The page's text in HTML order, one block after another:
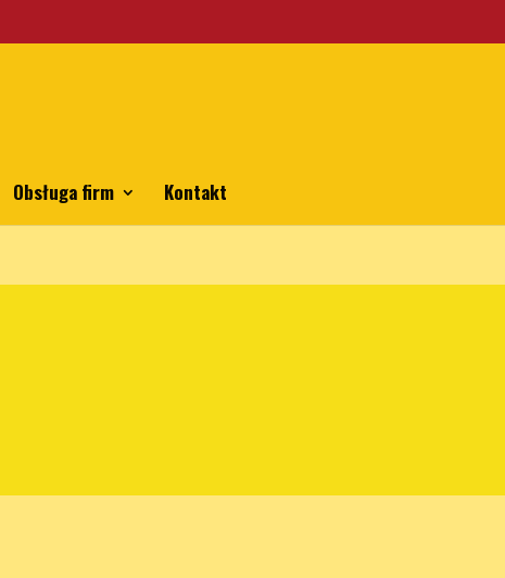
bhp/functions.phpon line5806
Obsługa firm Kontakt